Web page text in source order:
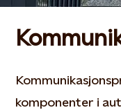
komponenter i